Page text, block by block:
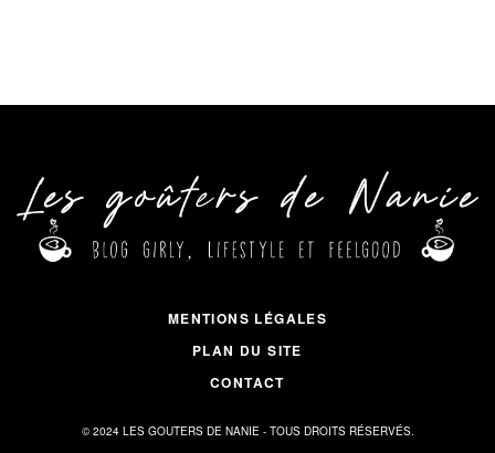
MENTIONS LÉGALES
PLAN DU SITE
CONTACT
© 2024 LES GOUTERS DE NANIE - TOUS DROITS RÉSERVÉS.